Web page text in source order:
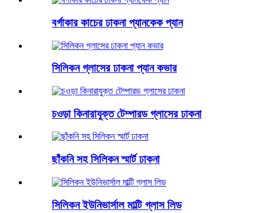
বর্গাকার কাচের ঢাকনা প্যানকেক প্যান
সিলিকন গ্লাসের ঢাকনা প্যান কভার
চওড়া কিনারাযুক্ত টেম্পারড গ্লাসের ঢাকনা
ছাঁকনি সহ সিলিকন স্মার্ট ঢাকনা
সিলিকন ইউনিভার্সাল মাল্টি গ্লাস লিড